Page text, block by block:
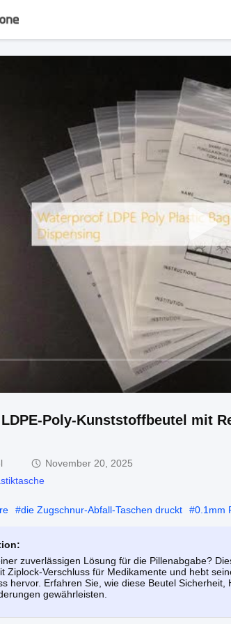
Poly-Kunststoffbeutel mit
November 20, 2025
#die Zugschnur-Abfall-Taschen druckt #0.1mm
zuverlässigen Lösung für die Pillenabgabe?
Ziplock-Verschluss für Medikamente und hebt
hervor. Erfahren Sie, wie diese Beutel
gewährleisten.